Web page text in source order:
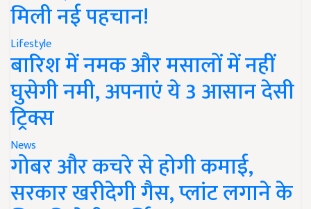
मिली नई पहचान!
Lifestyle
बारिश में नमक और मसालों में नहीं
घुसेगी नमी, अपनाएं ये 3 आसान देसी
ट्रिक्स
News
गोबर और कचरे से होगी कमाई,
सरकार खरीदेगी गैस, प्लांट लगाने के